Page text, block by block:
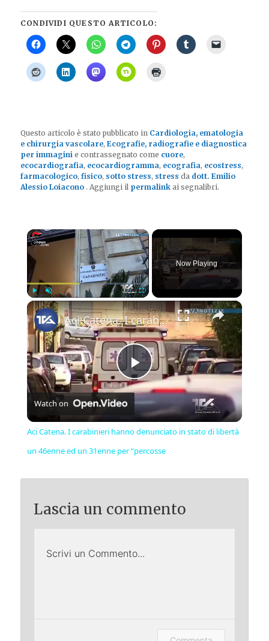
CONDIVIDI QUESTO ARTICOLO:
Questo articolo è stato pubblicato in Cardiologia, ematologia
e chirurgia vascolare,Ecografie, radiografie e diagnostica
per immagini e contrassegnato come cuore,
ecocardiografia, ecocardiogramma, ecografia, ecostress,
farmacologico,fisico, sotto stress, stress da dott. Emilio
Alessio Loiacono. Aggiungi il permalink ai segnalibri.
×
Play Unmute Fullscreen
Now Playing
×
Play
Video
Aci Catena. I carabinieri hanno denunciato in stato di libertà un 46enne ed un 31enne per “percosse
Watch on
Aci Catena. I carabinieri hanno denunciato in stato di libertà
un 46enne ed un 31enne per “percosse
Lascia un commento
Scrivi un Commento...
Lascia un commento (accesso